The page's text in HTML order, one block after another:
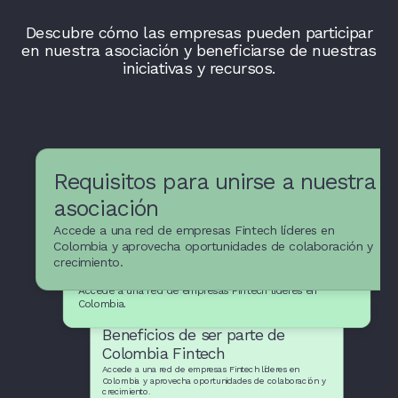
Descubre cómo las empresas pueden participar
en nuestra asociación y beneficiarse de nuestras
iniciativas y recursos.
Beneficios de ser parte de
Colombia Fintech
Accede a una red de empresas Fintech líderes en
Colombia y aprovecha oportunidades de colaboración y
crecimiento.
Requisitos para unirse a nuestra
asociación
Accede a una red de empresas Fintech líderes en
Colombia y aprovecha oportunidades de colaboración y
crecimiento.
Recursos y apoyo para
empresas Fintech
Accede a una red de empresas Fintech líderes en
Colombia.